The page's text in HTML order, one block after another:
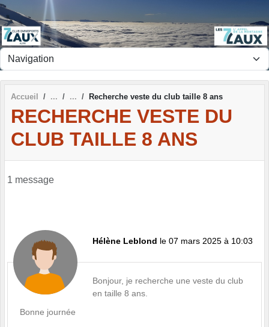
Accueil Recherche veste du club taille 8 ans
RECHERCHE VESTE DU
CLUB TAILLE 8 ANS
1 message
Hélène Leblond le 07 mars 2025 à 10:03
Bonjour, je recherche une veste du club
en taille 8 ans.
Bonne journée
Panneau de gestion des cookies